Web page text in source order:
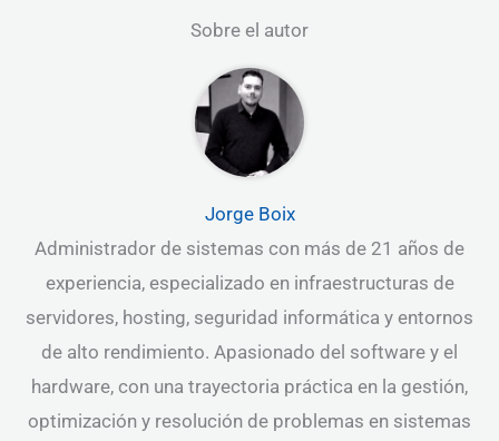
Sobre el autor
Jorge Boix
Administrador de sistemas con más de 21 años de
experiencia, especializado en infraestructuras de
servidores, hosting, seguridad informática y entornos
de alto rendimiento. Apasionado del software y el
hardware, con una trayectoria práctica en la gestión,
optimización y resolución de problemas en sistemas